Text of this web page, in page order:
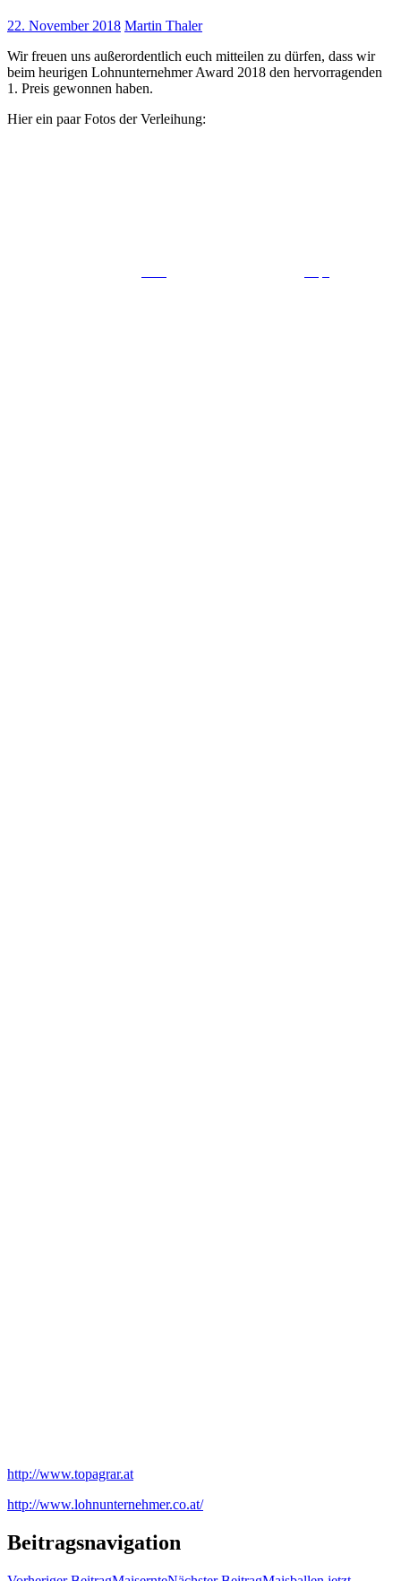
22. November 2018 Martin Thaler
Wir freuen uns außerordentlich euch mitteilen zu dürfen, dass wir
beim heurigen Lohnunternehmer Award 2018 den hervorragenden
1. Preis gewonnen haben.
Hier ein paar Fotos der Verleihung:
http://www.topagrar.at
http://www.lohnunternehmer.co.at/
Beitragsnavigation